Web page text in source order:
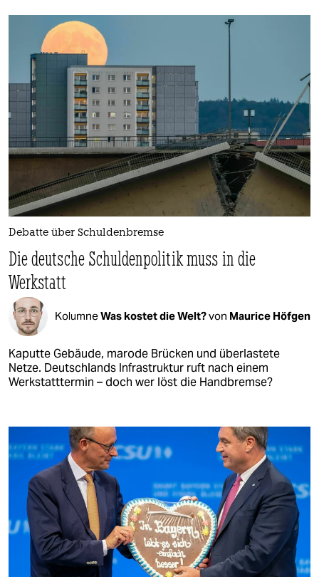
Debatte über Schuldenbremse
Die deutsche Schuldenpolitik muss in die
Werkstatt
KolumneWas kostet die Welt?von Maurice Höfgen
Kaputte Gebäude, marode Brücken und überlastete
Netze. Deutschlands Infrastruktur ruft nach einem
Werkstatttermin – doch wer löst die Handbremse?